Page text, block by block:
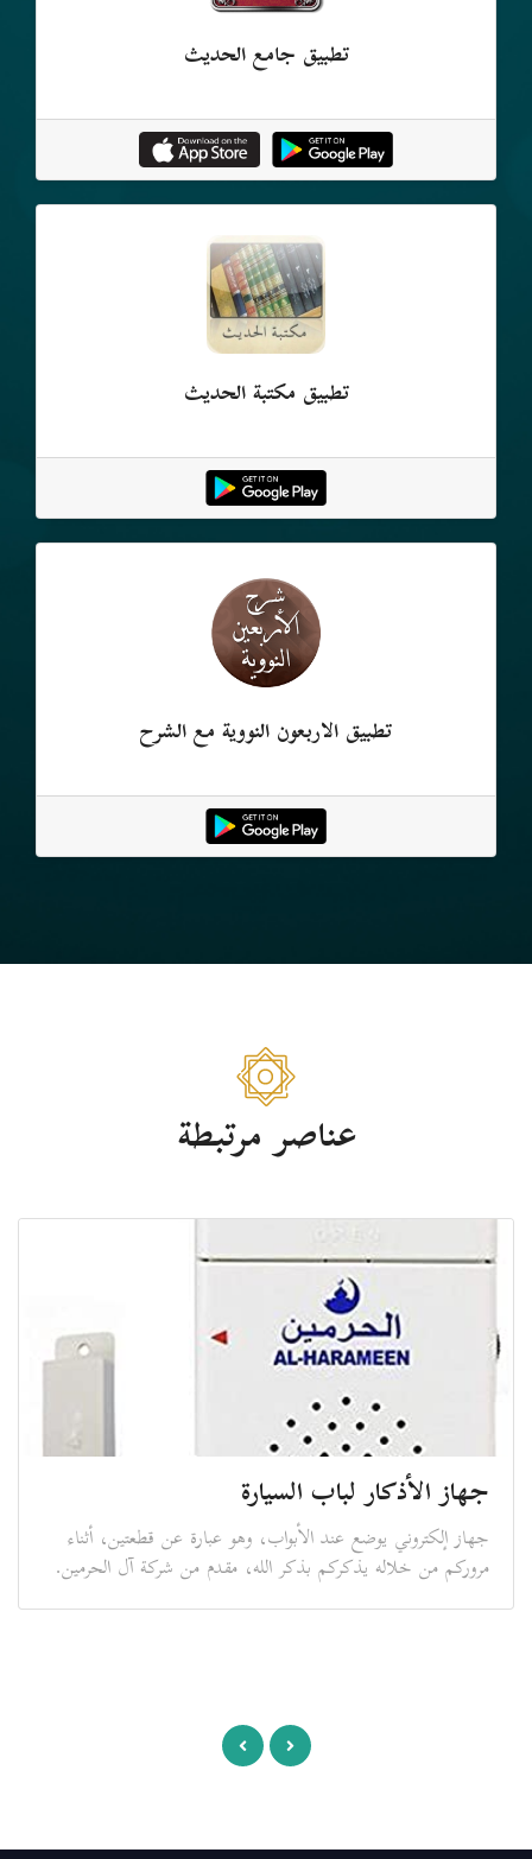
تطبيق جامع الحديث
تطبيق مكتبة الحديث
تطبيق الأربعون النووية مع الشرح
عناصر مرتبطة
جهاز الأذكار لباب السيارة
جهاز إلكتروني يوضع عند الأبواب، وهو عبارة عن قطعتين، أثناء
مروركم من خلاله يذكركم بذكر الله، مقدم من شركة آل الحرمين.